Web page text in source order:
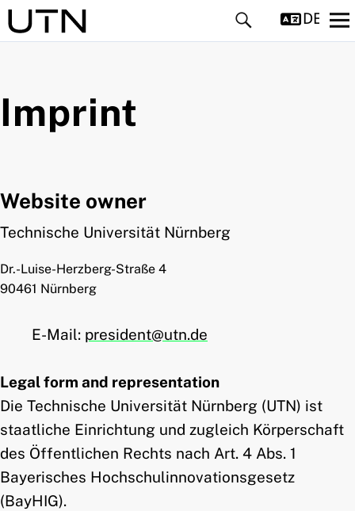
child menu
child menu
child menu
Imprint
Website owner
Technische Universität Nürnberg
Dr.-Luise-Herzberg-Straße 4
90461 Nürnberg
E-Mail: president@utn.de
Legal form and representation
Die Technische Universität Nürnberg (UTN) ist
staatliche Einrichtung und zugleich Körperschaft
des Öffentlichen Rechts nach Art. 4 Abs. 1
Bayerisches Hochschulinnovationsgesetz
(BayHIG).